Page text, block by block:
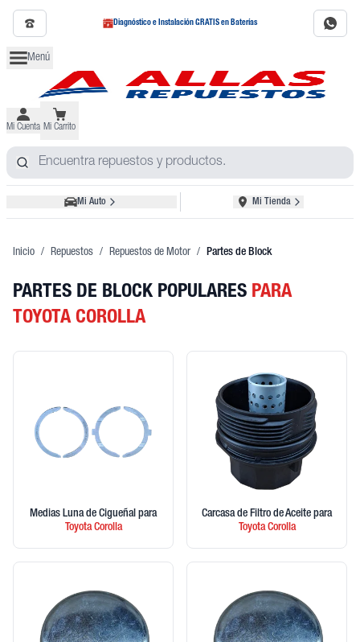
Diagnóstico e Instalación GRATIS en Baterías
Menú
Mi Cuenta Mi Carrito
Mi Auto Mi Tienda
Inicio / Repuestos / Repuestos de Motor / Partes de Block
PARTES DE BLOCK POPULARES PARA
TOYOTA COROLLA
Medias Luna de Cigueñal para
ToyotaCorolla
Carcasa de Filtro de Aceite para
ToyotaCorolla